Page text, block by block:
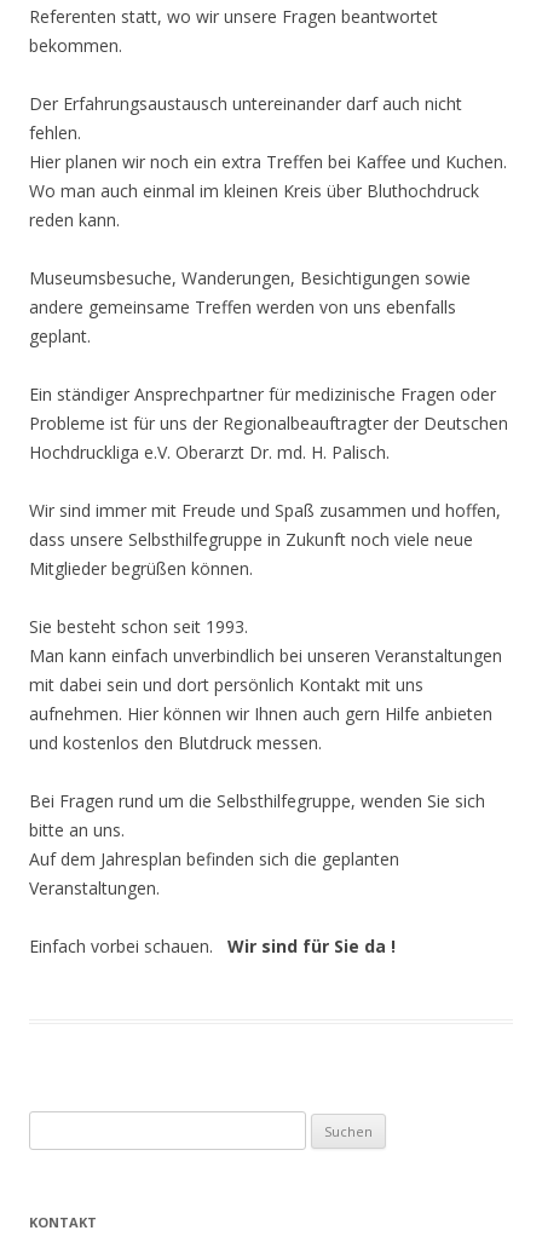
Referenten statt, wo wir unsere Fragen beantwortet
bekommen.
Der Erfahrungsaustausch untereinander darf auch nicht
fehlen.
Hier planen wir noch ein extra Treffen bei Kaffee und Kuchen.
Wo man auch einmal im kleinen Kreis über Bluthochdruck
reden kann.
Museumsbesuche, Wanderungen, Besichtigungen sowie
andere gemeinsame Treffen werden von uns ebenfalls
geplant.
Ein ständiger Ansprechpartner für medizinische Fragen oder
Probleme ist für uns der Regionalbeauftragter der Deutschen
Hochdruckliga e.V. Oberarzt Dr. md. H. Palisch.
Wir sind immer mit Freude und Spaß zusammen und hoffen,
dass unsere Selbsthilfegruppe in Zukunft noch viele neue
Mitglieder begrüßen können.
Sie besteht schon seit 1993.
Man kann einfach unverbindlich bei unseren Veranstaltungen
mit dabei sein und dort persönlich Kontakt mit uns
aufnehmen. Hier können wir Ihnen auch gern Hilfe anbieten
und kostenlos den Blutdruck messen.
Bei Fragen rund um die Selbsthilfegruppe, wenden Sie sich
bitte an uns.
Auf dem Jahresplan befinden sich die geplanten
Veranstaltungen.
Einfach vorbei schauen. Wir sind für Sie da !
nach:
KONTAKT